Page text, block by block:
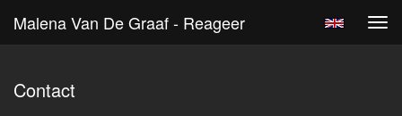
Malena Van De Graaf - Reageer
Contact